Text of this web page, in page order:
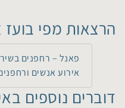
הרצאות מפי בועז
פאנל – רחפנים
אירוע אנשים ורחפנים, שלישי, 15
דוברים נוספים